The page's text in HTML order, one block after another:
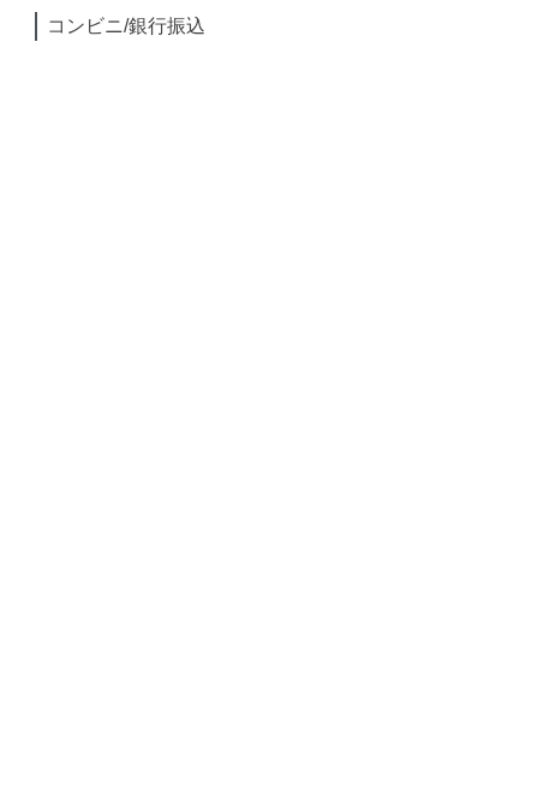
コンビニ/銀行振込